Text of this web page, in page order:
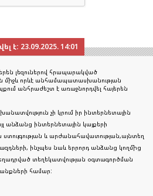
է: 23.09.2025. 14:01
լեզուներով հրապարակված
միջև որևէ անհամապատասխանության
անհրաժեշտ է առաջնորդվել հայերեն
չի կրում իր ինտերնետային
անձանց ինտերնետային կայքերի
ստույգության և արժանահավատության,այնտեղ
ինչպես նաև երրորդ անձանց կողմից
տեղեկատվության օգտագործման
համար: